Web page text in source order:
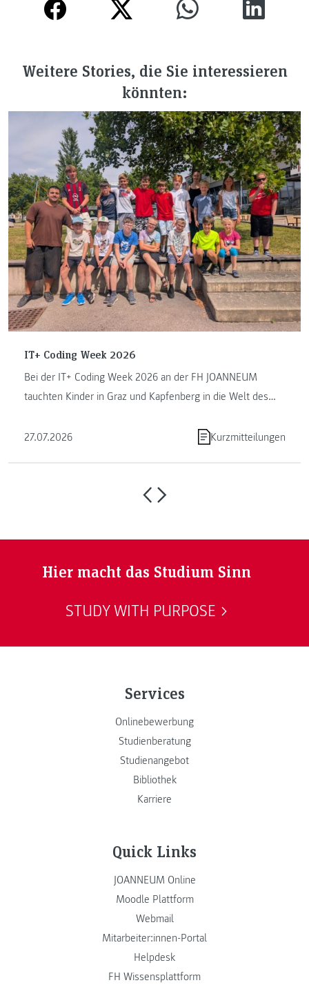
Weitere Stories, die Sie interessieren
könnten:
IT+ Coding Week 2026
Bei der IT+ Coding Week 2026 an der FH JOANNEUM
tauchten Kinder in Graz und Kapfenberg in die Welt des
27.07.2026
Kurzmitteilungen
Hier macht das Studium Sinn
STUDY WITH PURPOSE
Services
Onlinebewerbung
Studienberatung
Studienangebot
Bibliothek
Karriere
Quick Links
JOANNEUM Online
Moodle Plattform
Webmail
Mitarbeiter:innen-Portal
Helpdesk
FH Wissensplattform